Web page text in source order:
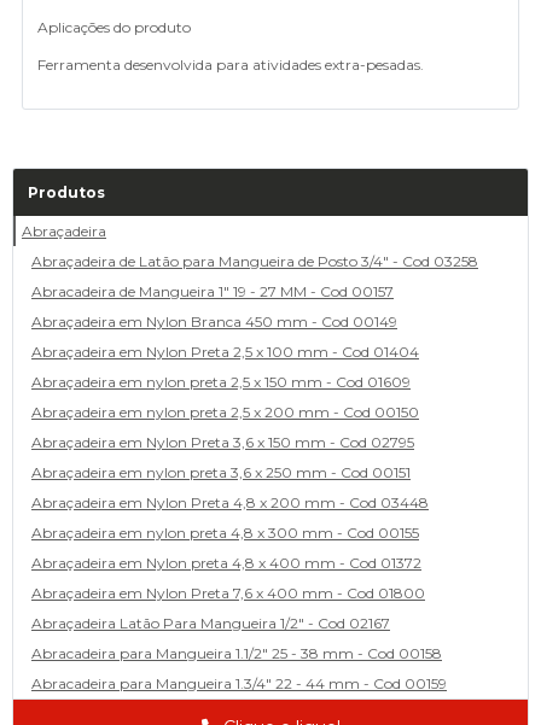
Aplicações do produto
Ferramenta desenvolvida para atividades extra-pesadas.
Produtos
Abraçadeira
Abraçadeira de Latão para Mangueira de Posto 3/4" - Cod 03258
Abracadeira de Mangueira 1" 19 - 27 MM - Cod 00157
Abraçadeira em Nylon Branca 450 mm - Cod 00149
Abraçadeira em Nylon Preta 2,5 x 100 mm - Cod 01404
Abraçadeira em nylon preta 2,5 x 150 mm - Cod 01609
Abraçadeira em nylon preta 2,5 x 200 mm - Cod 00150
Abraçadeira em Nylon Preta 3,6 x 150 mm - Cod 02795
Abraçadeira em nylon preta 3,6 x 250 mm - Cod 00151
Abraçadeira em Nylon Preta 4,8 x 200 mm - Cod 03448
Abraçadeira em nylon preta 4,8 x 300 mm - Cod 00155
Abraçadeira em Nylon preta 4,8 x 400 mm - Cod 01372
Abraçadeira em Nylon Preta 7,6 x 400 mm - Cod 01800
Abraçadeira Latão Para Mangueira 1/2" - Cod 02167
Abracadeira para Mangueira 1.1/2" 25 - 38 mm - Cod 00158
Abracadeira para Mangueira 1.3/4" 22 - 44 mm - Cod 00159
Abracadeira para Mangueira 1/2' 14 - 22 - Cod 02585